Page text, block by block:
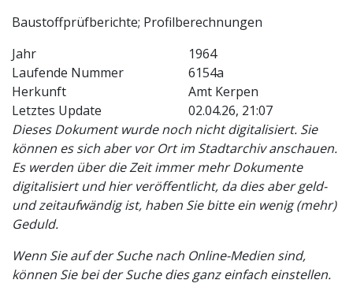
Baustoffprüfberichte; Profilberechnungen
Jahr
1964
Laufende Nummer
6154a
Herkunft
Amt Kerpen
Letztes Update
02.04.26, 21:07
Dieses Dokument wurde noch nicht digitalisiert. Sie
können es sich aber vor Ort im Stadtarchiv anschauen.
Es werden über die Zeit immer mehr Dokumente
digitalisiert und hier veröffentlicht, da dies aber geld-
und zeitaufwändig ist, haben Sie bitte ein wenig (mehr)
Geduld.
Wenn Sie auf der Suche nach Online-Medien sind,
können Sie bei der Suche dies ganz einfach einstellen.